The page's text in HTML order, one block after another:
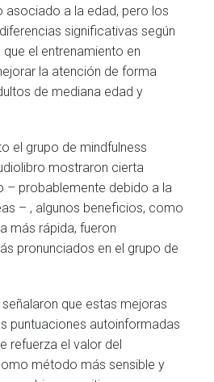
asociado a la edad, pero los
significativas según
el entrenamiento en
la atención de forma
de mediana edad y
el grupo de mindfulness
mostraron cierta
– probablemente debido a la
– , algunos beneficios, como
más rápida, fueron
pronunciados en el grupo de
que estas mejoras
puntuaciones autoinformadas
refuerza el valor del
método más sensible y